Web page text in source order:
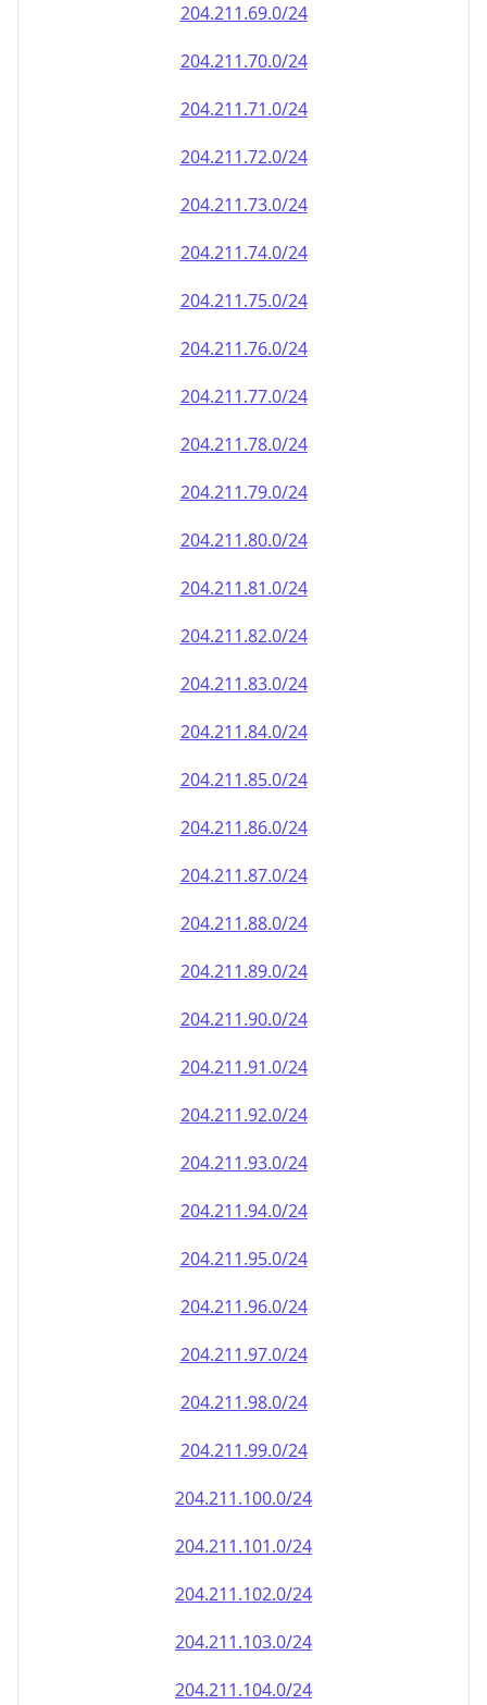
204.211.69.0/24
204.211.70.0/24
204.211.71.0/24
204.211.72.0/24
204.211.73.0/24
204.211.74.0/24
204.211.75.0/24
204.211.76.0/24
204.211.77.0/24
204.211.78.0/24
204.211.79.0/24
204.211.80.0/24
204.211.81.0/24
204.211.82.0/24
204.211.83.0/24
204.211.84.0/24
204.211.85.0/24
204.211.86.0/24
204.211.87.0/24
204.211.88.0/24
204.211.89.0/24
204.211.90.0/24
204.211.91.0/24
204.211.92.0/24
204.211.93.0/24
204.211.94.0/24
204.211.95.0/24
204.211.96.0/24
204.211.97.0/24
204.211.98.0/24
204.211.99.0/24
204.211.100.0/24
204.211.101.0/24
204.211.102.0/24
204.211.103.0/24
204.211.104.0/24